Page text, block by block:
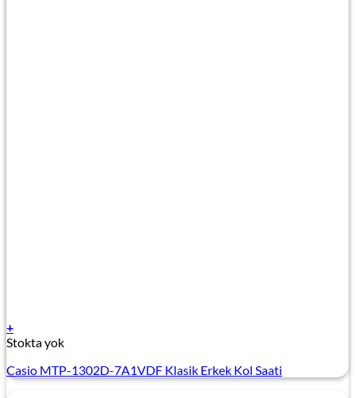
+
Stokta yok
Casio MTP-1302D-7A1VDF Klasik Erkek Kol Saati